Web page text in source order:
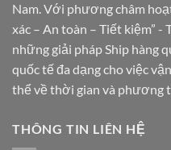
Nam. Với phương châm
xác – An toàn – Tiết kiệm” -
những giải pháp Ship hàng
quốc tế đa dạng cho việc
thể về thời gian và phương
THÔNG TIN LIÊN HỆ